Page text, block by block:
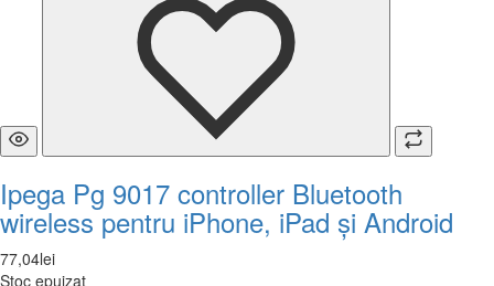
Ipega Pg 9017 controller Bluetooth
wireless pentru iPhone, iPad și Android
77,04lei
Stoc epuizat